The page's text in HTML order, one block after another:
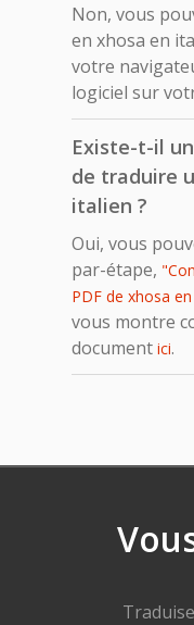
Non, vous
en xhosa en
votre
logiciel sur
Existe-t-il
de traduire
italien ?
Oui, vous
par-étape,
PDF de xhosa
vous montre
document ici.